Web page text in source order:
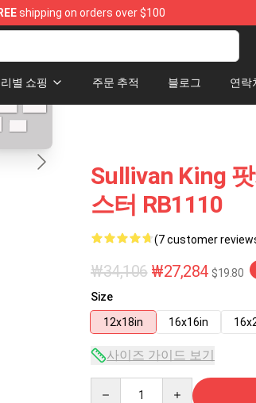
shipping on orders over $100
별 쇼핑 주문 추적 블로그 연락
template
Sullivan King
스터 RB1110
(7 customer
₩34,106 ₩27,284 $19.80
Size
12x18in
16x16in
사이즈 가이드 보기